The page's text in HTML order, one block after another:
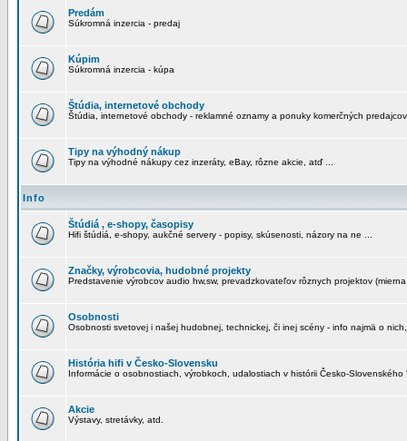
Predám
Súkromná inzercia - predaj
Kúpim
Súkromná inzercia - kúpa
Štúdia, internetové obchody
Štúdia, internetové obchody - reklamné oznamy a ponuky komerčných predajcov
Tipy na výhodný nákup
Tipy na výhodné nákupy cez inzeráty, eBay, rôzne akcie, atď ...
Info
Štúdiá , e-shopy, časopisy
Hifi štúdiá, e-shopy, aukčné servery - popisy, skúsenosti, názory na ne ...
Značky, výrobcovia, hudobné projekty
Predstavenie výrobcov audio hw,sw, prevadzkovateľov rôznych projektov
Osobnosti
Osobnosti svetovej i našej hudobnej, technickej, či inej scény - info najmä o
História hifi v Česko-Slovensku
Informácie o osobnostiach, výrobkoch, udalostiach v histórii Česko-Slovenského
Akcie
Výstavy, stretávky, atd.